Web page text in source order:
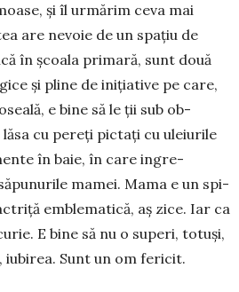
și îl urmă­rim ceva mai
are nevoie de un spațiu de
în școa­la primară, sunt două
și pline de ini­ţiative pe care,
e bine să le ții sub ob­
cu pereți pictați cu uleiurile
în baie, în care ingre­
mamei. Mama e un spi­
emblematică, aș zice. Iar ca
E bine să nu o superi, totuși,
iubirea. Sunt un om fericit.